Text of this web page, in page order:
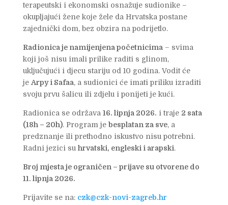
terapeutski i ekonomski osnažuje sudionike –
okupljajući žene koje žele da Hrvatska postane
zajednički dom, bez obzira na podrijetlo.
Radionica je namijenjena početnicima – svima
koji još nisu imali prilike raditi s glinom,
uključujući i djecu stariju od 10 godina. Vodit će
je Arpy i Safaa, a sudionici će imati priliku izraditi
svoju prvu šalicu ili zdjelu i ponijeti je kući.
Radionica se održava 16. lipnja 2026. i traje 2 sata
(18h – 20h). Program je besplatan za sve, a
predznanje ili prethodno iskustvo nisu potrebni.
Radni jezici su hrvatski, engleski i arapski.
Broj mjesta je ograničen – prijave su otvorene do
11. lipnja 2026.
Prijavite se na: czk@czk-novi-zagreb.hr